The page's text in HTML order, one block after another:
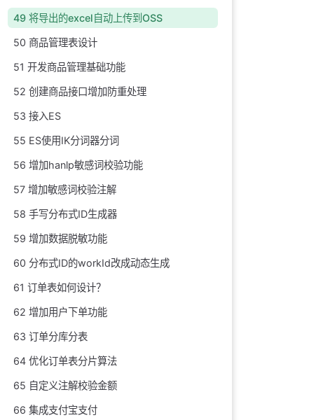
49 将导出的excel自动上传到OSS
50 商品管理表设计
51 开发商品管理基础功能
52 创建商品接口增加防重处理
53 接入ES
55 ES使用IK分词器分词
56 增加hanlp敏感词校验功能
57 增加敏感词校验注解
58 手写分布式ID生成器
59 增加数据脱敏功能
60 分布式ID的workId改成动态生成
61 订单表如何设计？
62 增加用户下单功能
63 订单分库分表
64 优化订单表分片算法
65 自定义注解校验金额
66 集成支付宝支付